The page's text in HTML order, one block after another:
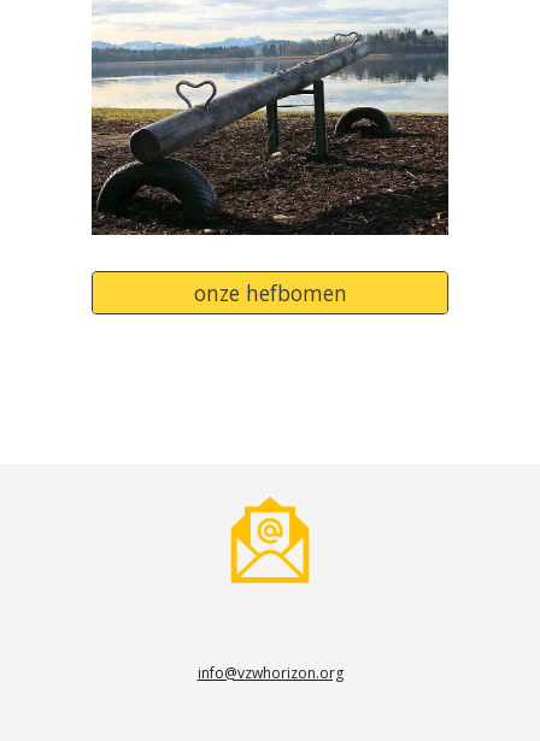
onze hefbomen
info@vzwhorizon.org